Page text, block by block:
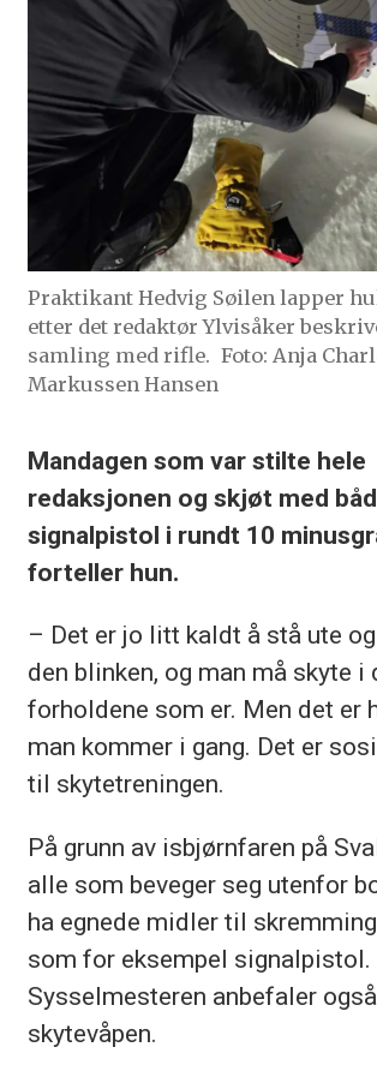
Praktikant Hedvig Søilen lapper
etter det redaktør Ylvisåker
samling med rifle. Foto: Anja
Markussen Hansen
Mandagen som var stilte hele
redaksjonen og skjøt med
signalpistol i rundt 10
forteller hun.
– Det er jo litt kaldt å stå ute
den blinken, og man må skyte i
forholdene som er. Men det er
man kommer i gang. Det er
til skytetreningen.
På grunn av isbjørnfaren på
alle som beveger seg utenfor
ha egnede midler til
som for eksempel signalpistol.
Sysselmesteren anbefaler
skytevåpen.